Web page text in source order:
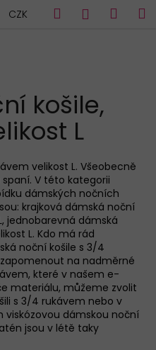
CZK Hledat
košile,
L
velikost L. Všeobecně
V této kategorii
dámských nočních
krajková dámská noční
jednobarevná dámská
L. Kdo má rád
noční košile s 3/4
na nadměrné
které v našem e-
materiálu, můžeme zvolit
s 3/4 rukávem nebo v
dámskou noční
jsou v létě taky